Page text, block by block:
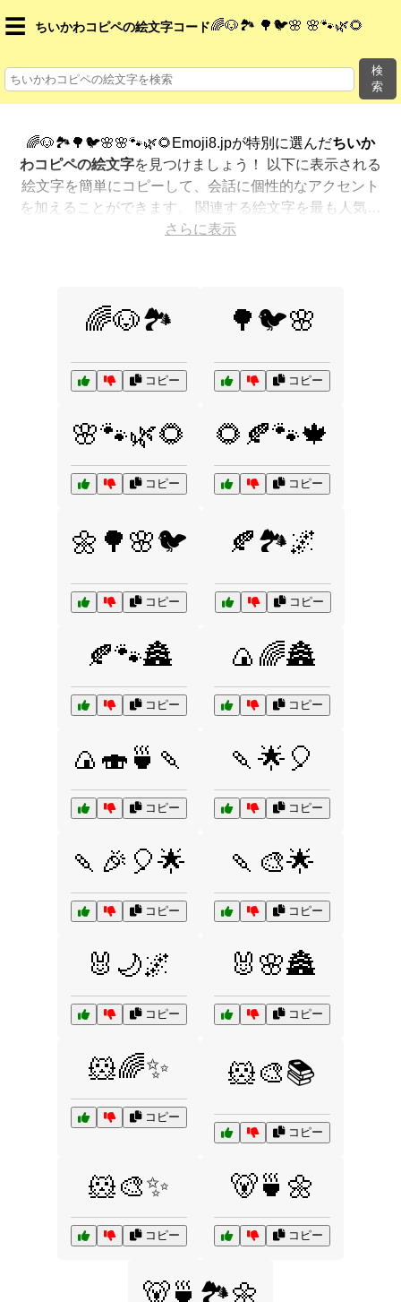
☰ ちいかわコピペの絵文字コード 🌈🐶🏞️ 🌳🐦🌸 🌸🐾🌿🌻
検
索
🌈🐶🏞️🌳🐦🌸🌸🐾🌿🌻Emoji8.jpが特別に選んだちいか
わコピペの絵文字を見つけましょう！ 以下に表示される
絵文字を簡単にコピーして、会話に個性的なアクセント
を加えることができます。 関連する絵文字を最も人気の
ある順に表示しました。さらに多くのオプションが欲し
さらに表示
🌈🐶🏞️
コピー
🌳🐦🌸
コピー
🌸🐾🌿🌻
コピー
🌻🍂🐾🍁
コピー
🌼🌳🌸🐦
コピー
🍂🏞️🌌
コピー
🍂🐾🏯
コピー
🍙🌈🏯
コピー
🍙🍣🍵🍡
コピー
🍡🌟🎈
コピー
🍡🎉🎈🌟
コピー
🍡🎨🌟
コピー
🐰🌙🌌
コピー
🐰🌸🏯
コピー
🐹🌈✨
コピー
🐹🎨📚
コピー
🐹🎨✨
コピー
🐻🍵🌼
コピー
🐻🍵🏞️🌼